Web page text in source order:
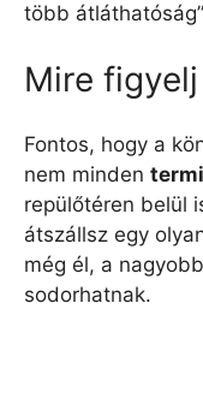
több
Mire
Fontos, hogy a
nem minden
repülőtéren belül
átszállsz egy
még él, a
sodorhatnak.